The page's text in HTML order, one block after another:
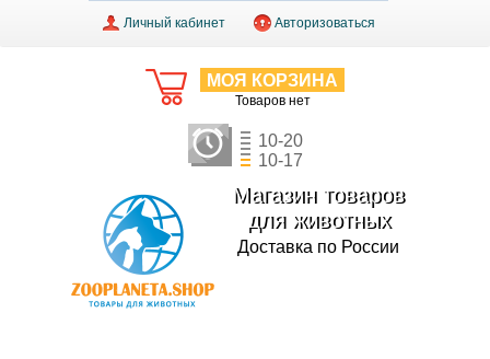
Личный кабинет Авторизоваться
МОЯ КОРЗИНА
Товаров нет
10-20
10-17
Магазин товаров
для животных
Доставка по России